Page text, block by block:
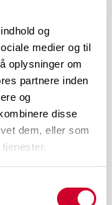
og
medier og til
oplysninger om
partnere inden
og
disse
dem, eller som